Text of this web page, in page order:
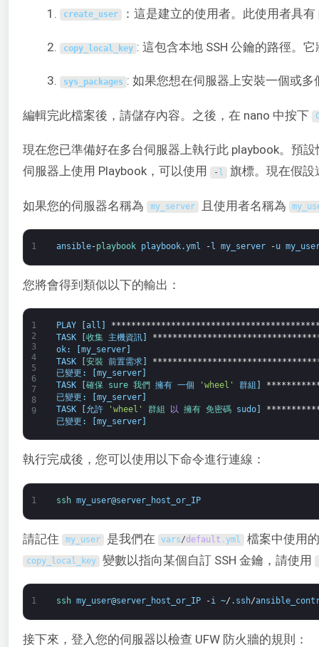
create_user ：這是建立的使用者。此使用者具有
copy_local_key : 這包含本地 SSH 公鑰的路徑。
sys_packages : 如果您想在伺服器上安裝一個或
編輯完此檔案後，請儲存內容。之後，在 nano 中按下
現在您已準備好在多台伺服器上執行此 playbook。預
伺服器上使用 Playbook，可以使用
- l 旗標。現在假設
如果您的伺服器名稱為 my_server 且使用者名稱為
1 ansible-playbook playbook.yml - l my_server -u
您將會得到類似以下的輸出：
1
2
3
4
5
6
7
8
9
PLAY all
TASK
收集 主機資訊]
ok: [my_server]
TASK
[安裝 前置需求]
已變更 : my_server]
TASK
確保 sure 我們 擁有 一個 'wheel' 群組
已變更 : my_server]
TASK
[允許 'wheel' 群組 以 擁有 免密碼 sudo]
已變更 : [my_server]
執行完成後，您可以使用以下命令進行連線：
1 ssh my_user@server_host_or_IP
請記住 my_user 是我們在 vars/default .yml 檔案中使用
copy_local_key 變數以指向某個自訂 SSH 金鑰，請使用
1 ssh my_user@server_host_or_IP -i ~/ . ssh/
接下來，登入您的伺服器以檢查 UFW 防火牆的規則：